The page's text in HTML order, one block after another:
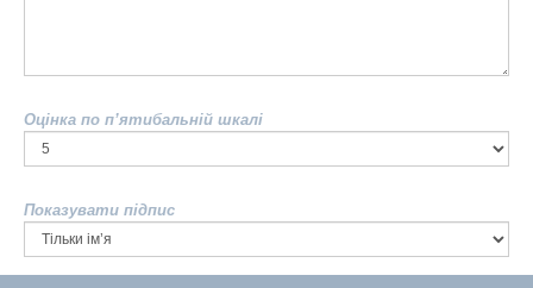
Оцінка по п’ятибальній шкалі
Показувати підпис